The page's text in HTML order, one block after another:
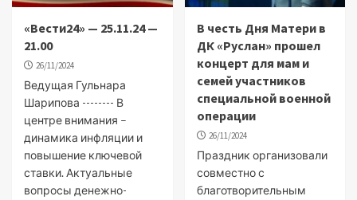
«Вести24» — 25.11.24 —
21.00
26/11/2024
Ведущая Гульнара
Шарипова -------- В
центре внимания –
динамика инфляции и
повышение ключевой
ставки. Актуальные
вопросы денежно-
В честь Дня Матери в
ДК «Руслан» прошел
концерт для мам и
семей участников
специальной военной
операции
26/11/2024
Праздник организовали
совместно с
благотворительным